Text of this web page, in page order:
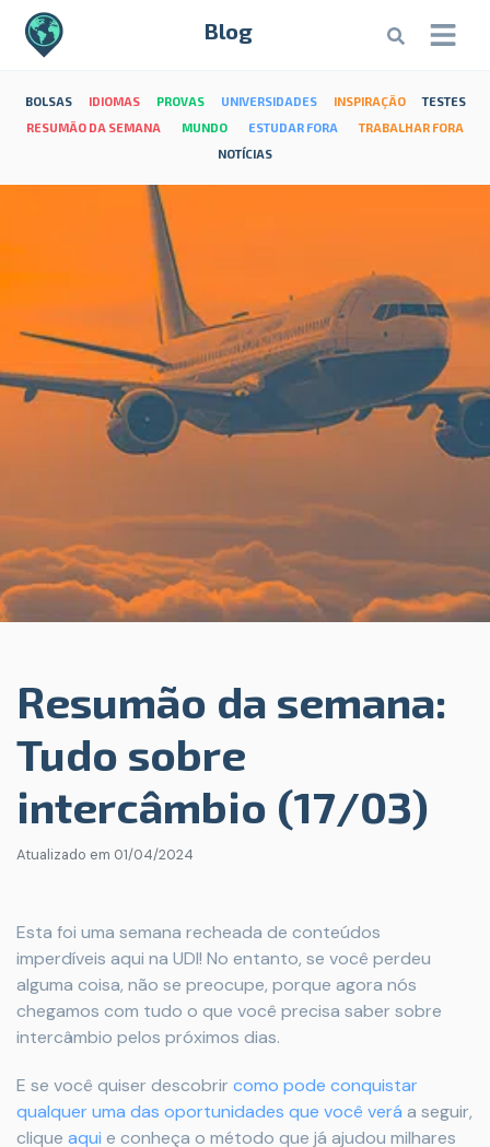
Blog
BOLSAS IDIOMAS PROVAS UNIVERSIDADES INSPIRAÇÃO
TESTES
RESUMÃO DA SEMANA
MUNDO ESTUDAR FORA
TRABALHAR FORA
NOTÍCIAS
Resumão da semana:
Tudo sobre
intercâmbio (17/03)
Atualizado em 01/04/2024
Esta foi uma semana recheada de conteúdos
imperdíveis aqui na UDI! No entanto, se você perdeu
alguma coisa, não se preocupe, porque agora nós
chegamos com tudo o que você precisa saber sobre
intercâmbio pelos próximos dias.
E se você quiser descobrir como pode conquistar
qualquer uma das oportunidades que você verá a seguir,
clique aqui e conheça o método que já ajudou milhares